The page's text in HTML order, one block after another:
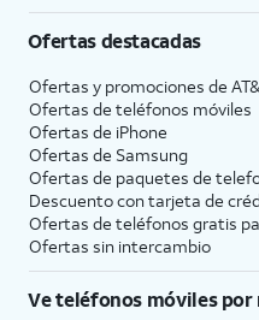
Ofertas destacadas
Ofertas y promociones de
Ofertas de teléfonos móviles
Ofertas de iPhone
Ofertas de Samsung
Ofertas de paquetes de
Descuento con tarjeta de
Ofertas de teléfonos gratis
Ofertas sin intercambio
Ve teléfonos móviles por